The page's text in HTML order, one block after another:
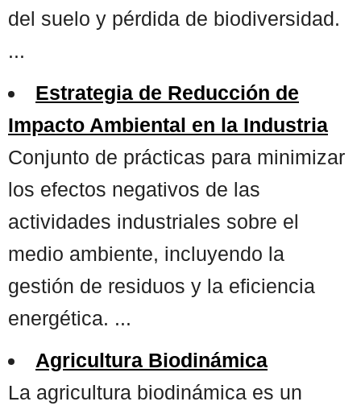
del suelo y pérdida de biodiversidad.
...
Estrategia de Reducción de
Impacto Ambiental en la Industria
Conjunto de prácticas para minimizar
los efectos negativos de las
actividades industriales sobre el
medio ambiente, incluyendo la
gestión de residuos y la eficiencia
energética. ...
Agricultura Biodinámica
La agricultura biodinámica es un